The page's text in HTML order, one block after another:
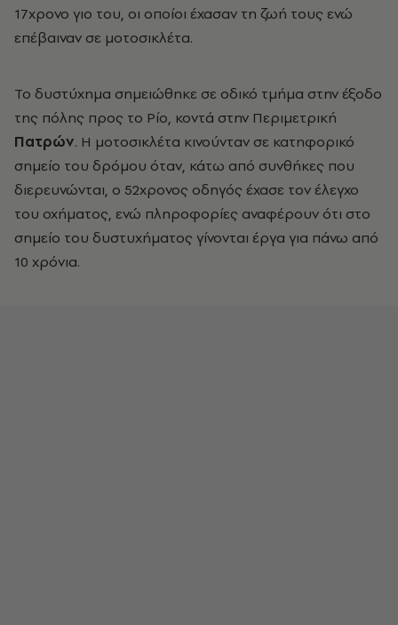
17χρονο γιο του, οι οποίοι έχασαν τη ζωή τους ενώ
επέβαιναν σε μοτοσικλέτα.
Το δυστύχημα σημειώθηκε σε οδικό τμήμα στην έξοδο
της πόλης προς το Ρίο, κοντά στην Περιμετρική
Πατρών. Η μοτοσικλέτα κινούνταν σε κατηφορικό
σημείο του δρόμου όταν, κάτω από συνθήκες που
διερευνώνται, ο 52χρονος οδηγός έχασε τον έλεγχο
του οχήματος, ενώ πληροφορίες αναφέρουν ότι στο
σημείο του δυστυχήματος γίνονται έργα για πάνω από
10 χρόνια.